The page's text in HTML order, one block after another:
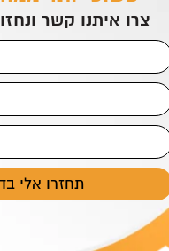
צרו איתנו קשר